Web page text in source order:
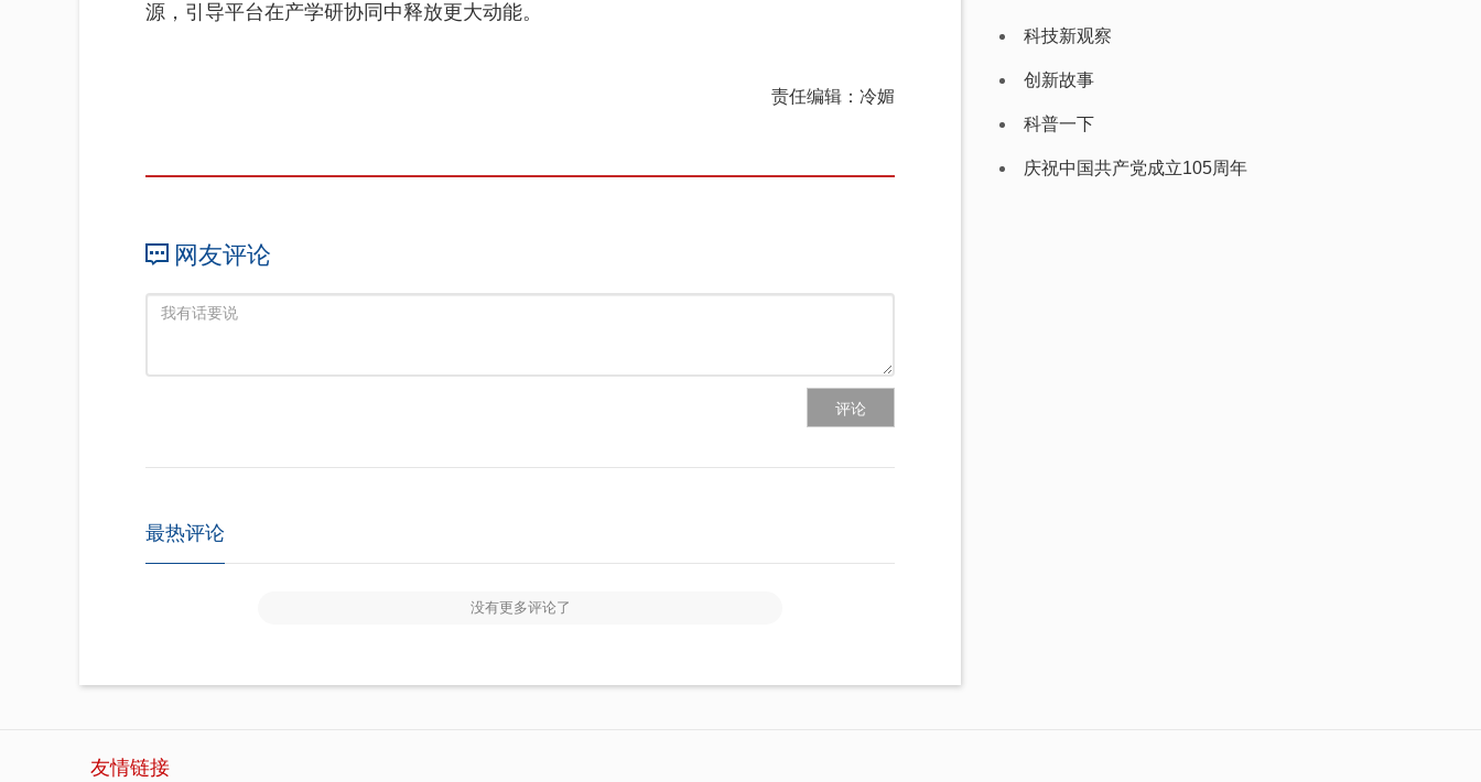
源，引导平台在产学研协同中释放更大动能。
责任编辑：冷媚
网友评论
评论
最热评论
没有更多评论了
科技新观察
创新故事
科普一下
庆祝中国共产党成立105周年
友情链接